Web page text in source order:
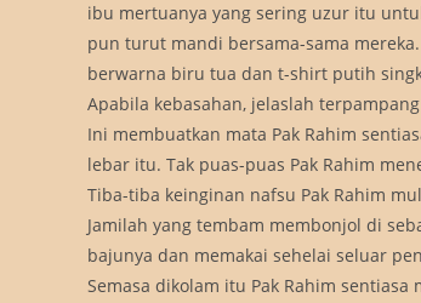
ibu mertuanya yang sering uzur itu
pun turut mandi bersama-sama
berwarna biru tua dan t-shirt putih
Apabila kebasahan, jelaslah
Ini membuatkan mata Pak Rahim
lebar itu. Tak puas-puas Pak Rahim
Tiba-tiba keinginan nafsu Pak Rahim
Jamilah yang tembam membonjol di
bajunya dan memakai sehelai seluar
Semasa dikolam itu Pak Rahim